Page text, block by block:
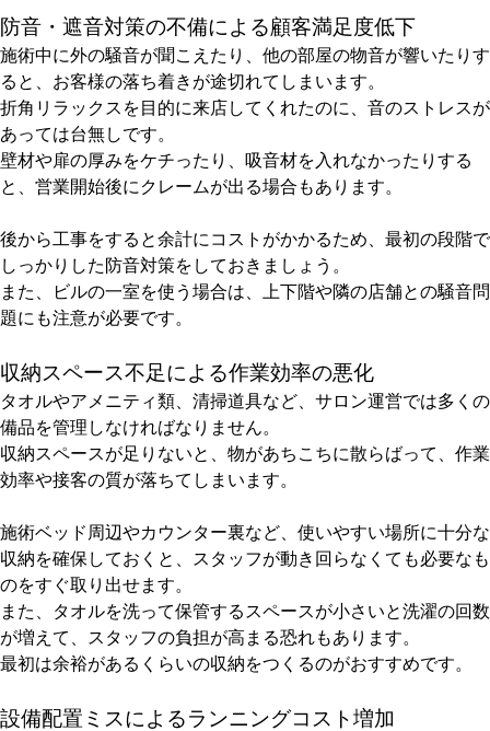
防音・遮音対策の不備による顧客満足度低下
施術中に外の騒音が聞こえたり、他の部屋の物音が響いたりす
ると、お客様の落ち着きが途切れてしまいます。
折角リラックスを目的に来店してくれたのに、音のストレスが
あっては台無しです。
壁材や扉の厚みをケチったり、吸音材を入れなかったりする
と、営業開始後にクレームが出る場合もあります。
後から工事をすると余計にコストがかかるため、最初の段階で
しっかりした防音対策をしておきましょう。
また、ビルの一室を使う場合は、上下階や隣の店舗との騒音問
題にも注意が必要です。
収納スペース不足による作業効率の悪化
タオルやアメニティ類、清掃道具など、サロン運営では多くの
備品を管理しなければなりません。
収納スペースが足りないと、物があちこちに散らばって、作業
効率や接客の質が落ちてしまいます。
施術ベッド周辺やカウンター裏など、使いやすい場所に十分な
収納を確保しておくと、スタッフが動き回らなくても必要なも
のをすぐ取り出せます。
また、タオルを洗って保管するスペースが小さいと洗濯の回数
が増えて、スタッフの負担が高まる恐れもあります。
最初は余裕があるくらいの収納をつくるのがおすすめです。
設備配置ミスによるランニングコスト増加